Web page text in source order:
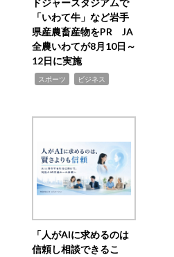
ドジャースタジアムで
「いわて牛」など岩手
県産農畜産物をPR JA
全農いわてが8月10日～
12日に実施
スポーツ ビジネス
「人がAIに求めるのは
信頼し相談できるこ